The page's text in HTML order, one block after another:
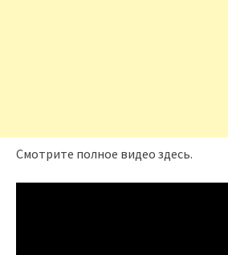
Смотрите полное видео здесь.